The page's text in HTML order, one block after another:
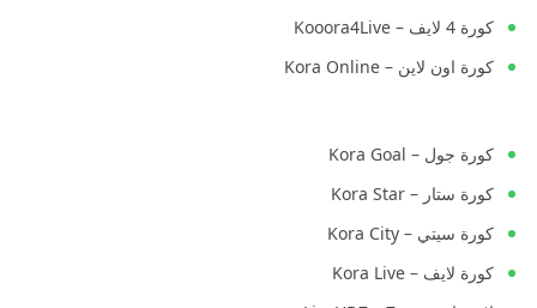
كورة 4 لايف – Kooora4Live
كورة اون لاين – Kora Online
كورة جول – Kora Goal
كورة ستار – Kora Star
كورة سيتي – Kora City
كورة لايف – Kora Live